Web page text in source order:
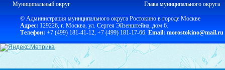
Муниципальный округ Глава муниципального округа
© Администрация муниципального округа Ростокино в городе Москве
Адрес: 129226, г. Москва, ул. Сергея Эйзенштейна, дом 6.
Телефон: +7 (499) 181-41-12, +7 (499) 181-17-66. Email: morostokino@mail.ru